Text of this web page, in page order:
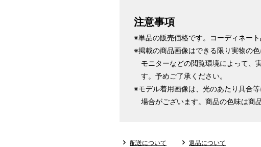
注意事項
※単品の販売価格です。コーディネート
※掲載の商品画像はできる限り実物の
モニターなどの閲覧環境によって、
す。予めご了承ください。
※モデル着用画像は、光のあたり具合
場合がございます。商品の色味は商
配送について 返品について